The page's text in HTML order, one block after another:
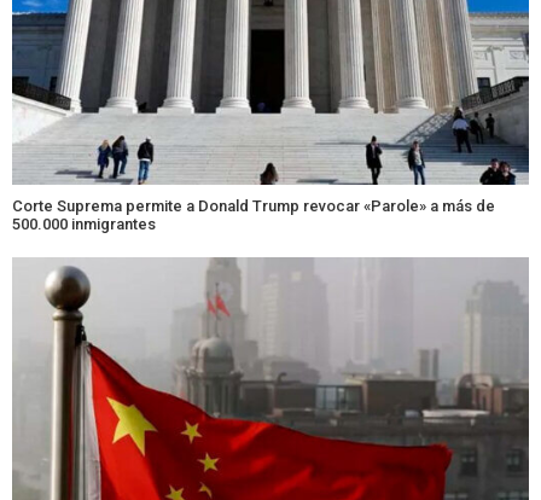
Corte Suprema permite a Donald Trump revocar «Parole» a más de
500.000 inmigrantes